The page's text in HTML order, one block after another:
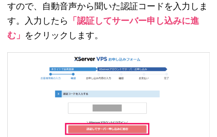
すので、自動音声から聞いた認証コードを入力しま
す。入力したら 「認証してサーバー申し込みに進
む」 をクリックします。